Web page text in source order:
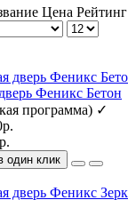
Цена Рейтинг
Феникс Бетон
программа) ✓
один клик